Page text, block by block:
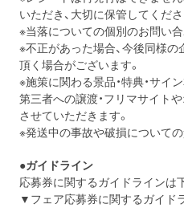
いただき、大切に保管してくださ
※当落についての個別のお問い
※不正があった場合、今後同様
頂く場合がございます。
※施策に関わる景品・特典・サイ
第三者への譲渡・フリマサイト
させていただきます。
※発送中の事故や破損について
●ガイドライン
応募券に関するガイドラインは
▼フェア応募券に関するガイド